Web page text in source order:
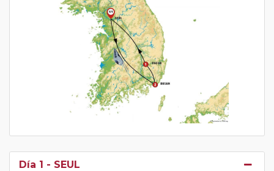
Día 1 - SEUL